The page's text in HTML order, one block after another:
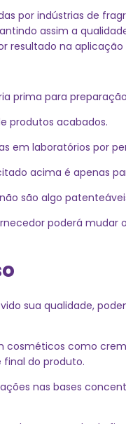
por indústrias de
assim a
resultado na aplicação
prima para
produtos acabados.
em laboratórios por
acima é apenas
são algo
poderá mudar
sua qualidade,
cosméticos como
final do produto.
nas bases